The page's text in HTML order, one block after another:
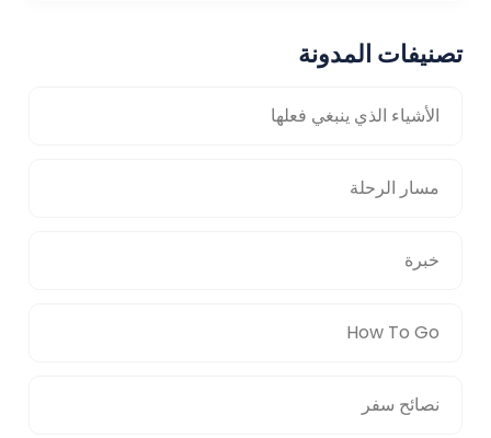
تصنيفات المدونة
الأشياء الذي ينبغي فعلها
مسار الرحلة
خبرة
How To Go
نصائح سفر